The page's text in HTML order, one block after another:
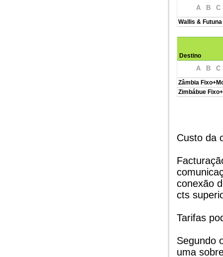
A B C
Wallis &
Destino
A B C
Zâmbia
Zimbábue
Custo da
conexão
cts
Tarifas
Segundo
uma